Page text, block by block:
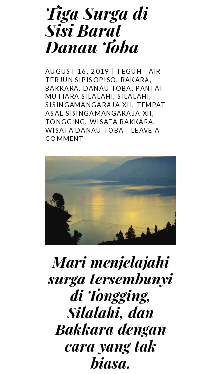
Tiga Surga di
Sisi Barat
Danau Toba
AUGUST 16, 2019 TEGUH
AIR
TERJUN SIPISOPISO, BAKARA,
BAKKARA, DANAU TOBA,PANTAI
MUTIARA SILALAHI,SILALAHI,
SISINGAMANGARAJA XII, TEMPAT
ASAL SISINGAMANGARAJA XII,
TONGGING,WISATA BAKKARA,
WISATA DANAU TOBA
LEAVE A
COMMENT
Mari menjelajahi
surga tersembunyi
di Tongging,
Silalahi, dan
Bakkara dengan
cara yang tak
biasa.